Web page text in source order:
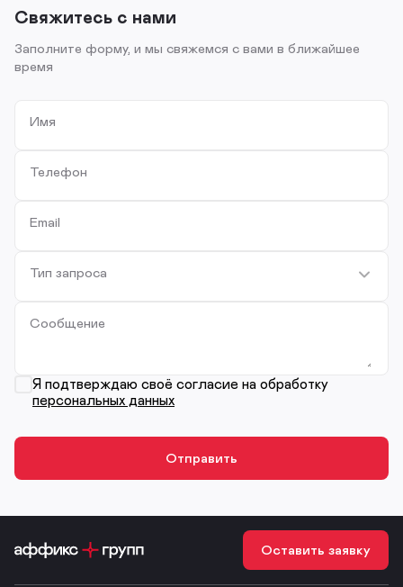
Свяжитесь с нами
Заполните форму, и мы свяжемся с вами в ближайшее
время
Имя
Телефон
Email
Тип запроса
Сообщение
Я подтверждаю своё согласие на обработку
персональных данных
Оставить заявку